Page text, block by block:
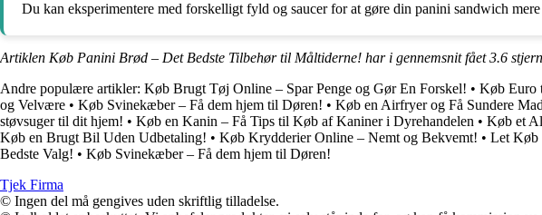
Du kan eksperimentere med forskelligt fyld og saucer for at gøre din panini sandwich
Artiklen Køb Panini Brød – Det Bedste Tilbehør til Måltiderne! har i gennemsnit fået3.6
Andre populære artikler: Køb Brugt Tøj Online – Spar Penge og Gør En Forskel! • Køb Euro
og Velvære • Køb Svinekæber – Få dem hjem til Døren! • Køb en Airfryer og Få Sundere
støvsuger til dit hjem! • Køb en Kanin – Få Tips til Køb af Kaniner i Dyrehandelen • Køb et
Køb en Brugt Bil Uden Udbetaling! • Køb Krydderier Online – Nemt og Bekvemt! • Let Køb
Bedste Valg! • Køb Svinekæber – Få dem hjem til Døren!
Tjek Firma
© Ingen del må gengives uden skriftlig tilladelse.